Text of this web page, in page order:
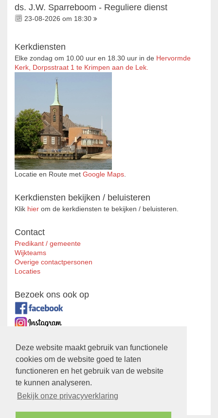
Deze website maakt gebruik van functionele
cookies om de website goed te laten
functioneren en het gebruik van de website
te kunnen analyseren.
Bekijk onze privacyverklaring
ds. J.W. Sparreboom - Reguliere dienst
23-08-2026 om 18:30
Kerkdiensten
Elke zondag om 10.00 uur en 18.30 uur in de Hervormde
Kerk, Dorpsstraat 1 te Krimpen aan de Lek.
Locatie en Route met Google Maps
Kerkdiensten bekijken / beluisteren
Klik hier om de kerkdiensten te bekijken / beluisteren.
Contact
Predikant / gemeente
Wijkteams
Overige contactpersonen
Locaties
Bezoek ons ook op
Zustergemeente
Ontmoetingskerk
Privacyverklaring
Bekijk hier onzePrivacyverklaring